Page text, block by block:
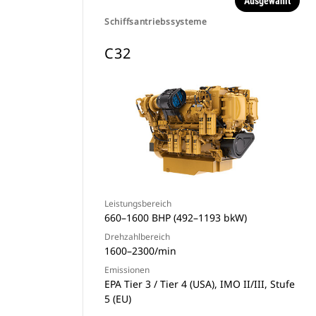
Schiffsantriebssysteme
C32
Leistungsbereich
660–1600 BHP (492–1193 bkW)
Drehzahlbereich
1600–2300/min
Emissionen
EPA Tier 3 / Tier 4 (USA), IMO II/III, Stufe
5 (EU)